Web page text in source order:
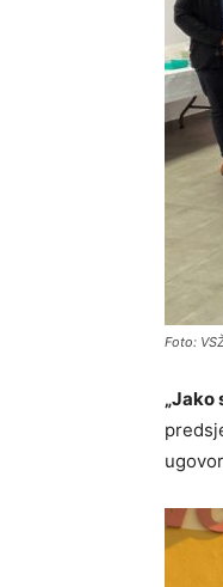
Foto:
„Jako